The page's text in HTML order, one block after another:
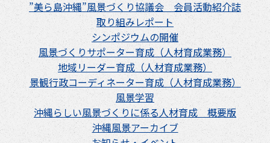
”美ら島沖縄”風景づくり協議会 会員活動紹介誌
取り組みレポート
シンポジウムの開催
風景づくりサポーター育成（人材育成業務）
地域リーダー育成（人材育成業務）
景観行政コーディネーター育成（人材育成業務）
風景学習
沖縄らしい風景づくりに係る人材育成 概要版
沖縄風景アーカイブ